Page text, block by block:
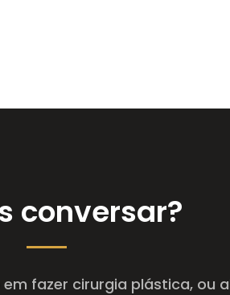
conversar?
fazer cirurgia plástica, ou